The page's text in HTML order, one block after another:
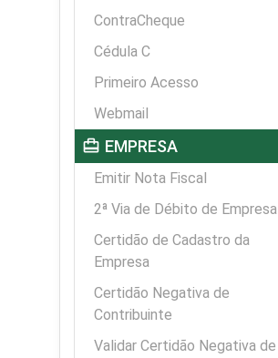
ContraCheque
Cédula C
Primeiro Acesso
Webmail
card_travel EMPRESA
Emitir Nota Fiscal
2ª Via de Débito de Empresa
Certidão de Cadastro da
Empresa
Certidão Negativa de
Contribuinte
Validar Certidão Negativa de